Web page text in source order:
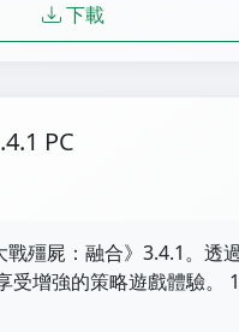
下載
PC
戰殭屍：融合》3.4.1。透
受增強的策略遊戲體驗。